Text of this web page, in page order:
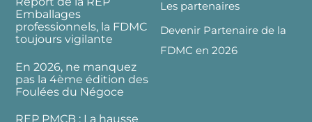
Emballages
professionnels, la FDMC
toujours vigilante
En 2026, ne manquez
pas la 4ème édition des
Foulées du Négoce
REP PMCB : La hausse
Les partenaires
Devenir Partenaire de la
FDMC en 2026